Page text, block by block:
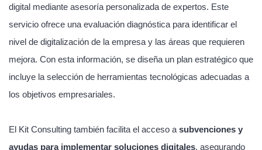
digital mediante asesoría personalizada de expertos. Este
servicio ofrece una evaluación diagnóstica para identificar el
nivel de digitalización de la empresa y las áreas que requieren
mejora. Con esta información, se diseña un plan estratégico que
incluye la selección de herramientas tecnológicas adecuadas a
los objetivos empresariales.
El Kit Consulting también facilita el acceso a subvenciones y
ayudas para implementar soluciones digitales, asegurando